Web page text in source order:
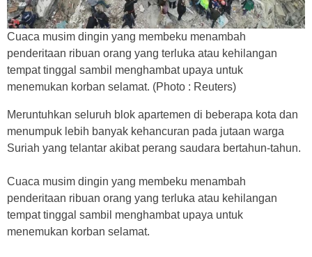
Cuaca musim dingin yang membeku menambah
penderitaan ribuan orang yang terluka atau kehilangan
tempat tinggal sambil menghambat upaya untuk
menemukan korban selamat. (Photo : Reuters)
Meruntuhkan seluruh blok apartemen di beberapa kota dan
menumpuk lebih banyak kehancuran pada jutaan warga
Suriah yang telantar akibat perang saudara bertahun-tahun.
Cuaca musim dingin yang membeku menambah
penderitaan ribuan orang yang terluka atau kehilangan
tempat tinggal sambil menghambat upaya untuk
menemukan korban selamat.